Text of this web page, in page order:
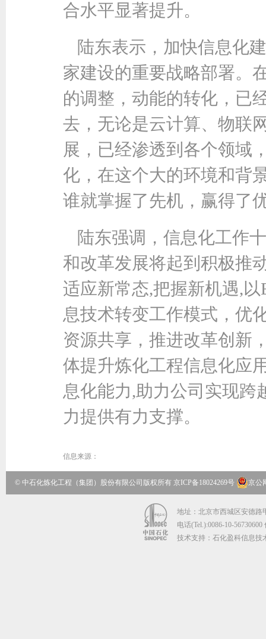
合水平显著提升。
陆东表示，加快信息化
家建设的重要战略部署。
的调整，动能的转化，已
去，无论是云计算、物联
展，已经渗透到各个领域
化，在这个大的环境和背
谁就掌握了先机，赢得了
陆东强调，信息化工作
和改革发展将起到积极推
适应新常态,把握新机遇,
息技术转变工作模式，优
资源共享，推进改革创新
体提升炼化工程信息化应
息化能力,助力公司实现跨
力提供有力支撑。
信息来源：
© 中石化炼化工程（集团）股份有限公司版权所有 京ICP备18024269号 京公
地址：北京市西城区安德路
电话(Tel.):0086-10-
技术支持：石化盈科信息技